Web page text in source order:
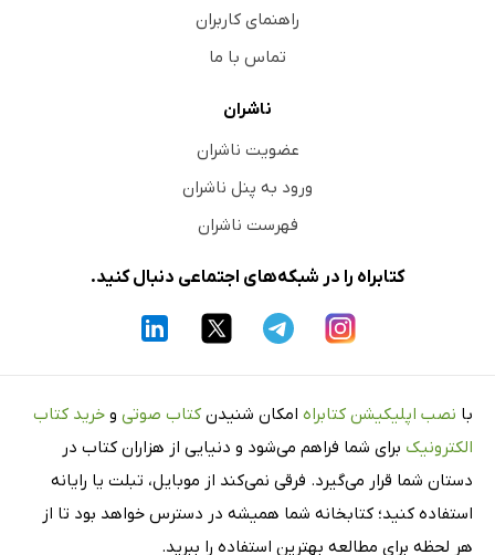
راهنمای کاربران
تماس با ما
ناشران
عضویت ناشران
ورود به پنل ناشران
فهرست ناشران
کتابراه را در شبکه‌های اجتماعی دنبال کنید.
با نصب اپلیکیشن کتابراه امکان شنیدن کتاب صوتی و خرید کتاب
الکترونیک برای شما فراهم می‌شود و دنیایی از هزاران کتاب در
دستان شما قرار می‌گیرد. فرقی نمی‌کند از موبایل، تبلت یا رایانه
استفاده کنید؛ کتابخانه شما همیشه در دسترس خواهد بود تا از
هر لحظه برای مطالعه بهترین استفاده را ببرید.